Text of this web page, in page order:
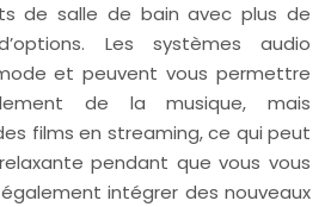
de salle de bain avec plus de
Les systèmes audio
et peuvent vous permettre
de la musique, mais
films en streaming, ce qui peut
pendant que vous vous
intégrer des nouveaux